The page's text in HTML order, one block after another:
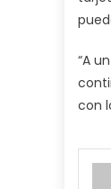
“A
con
my